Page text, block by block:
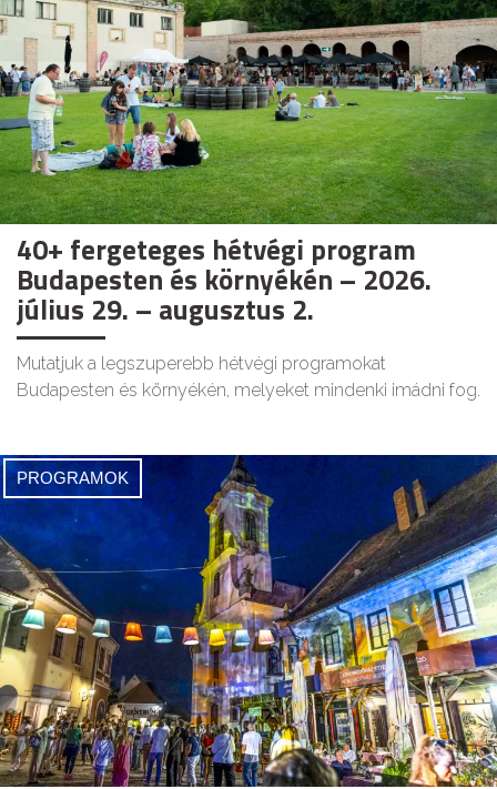
40+ fergeteges hétvégi program
Budapesten és környékén – 2026.
július 29. – augusztus 2.
Mutatjuk a legszuperebb hétvégi programokat
Budapesten és környékén, melyeket mindenki imádni fog.
PROGRAMOK